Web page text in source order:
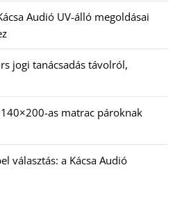
Audió UV-álló megoldásai
jogi tanácsadás távolról,
as matrac pároknak
választás: a Kácsa Audió